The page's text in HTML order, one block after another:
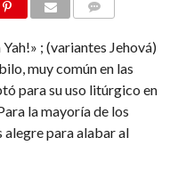
; (variantes Jehová)
muy común en las
para su uso litúrgico en
la mayoría de los
alegre para alabar al